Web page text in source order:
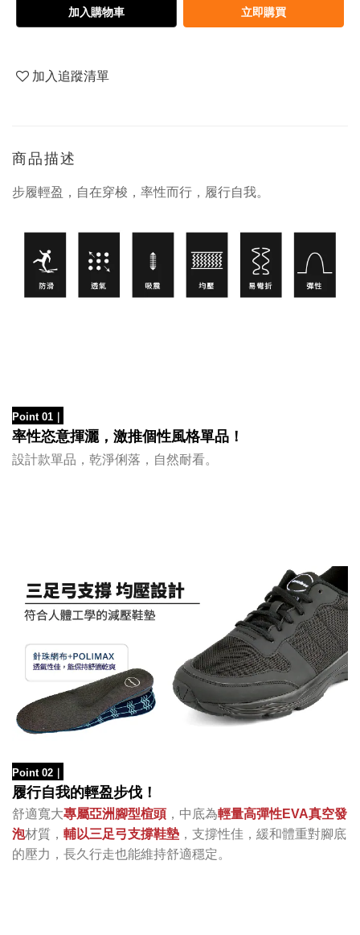
加入購物車 立即購買
加入追蹤清單
商品描述
步履輕盈，自在穿梭，率性而行，履行自我。
Point 01
率性恣意揮灑，激推個性風格單品！
設計款單品，乾淨俐落，自然耐看。
Point 02 ｜
履行自我的輕盈步伐！
舒適寬大專屬亞洲腳型楦頭 ，中底為輕量高彈性EVA真空發
泡材質， 輔以三足弓支撐鞋墊 ， 支撐性佳， 緩和體重對腳底
的壓力，長久行走也能維持舒適穩定。